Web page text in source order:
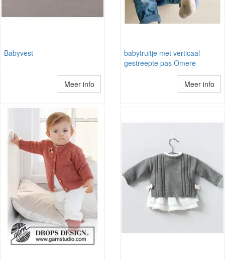
Babyvest
Meer info
babytruitje met verticaal
gestreepte pas Omere
Meer info